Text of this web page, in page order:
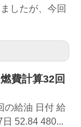
したが、今回
費計算32回
の給油 日付 給
52.84 480...